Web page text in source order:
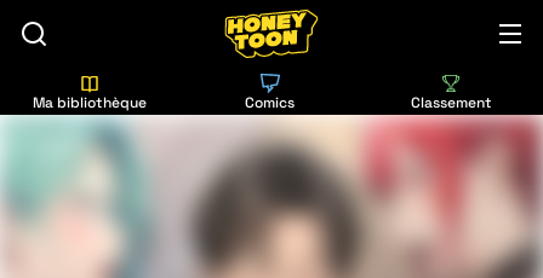
Ma bibliothèque Comics Classement